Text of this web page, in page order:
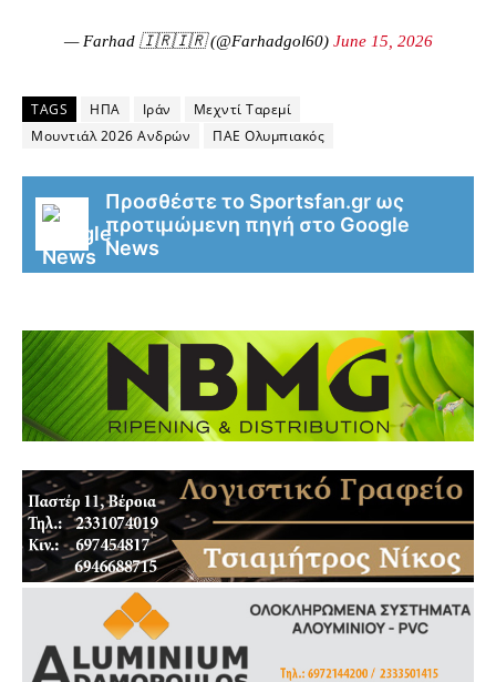
— Farhad 🇮🇷🇮🇷 (@Farhadgol60) June 15, 2026
TAGS ΗΠΑ Ιράν
Μεχντί Ταρεμί
Μουντιάλ 2026 Ανδρών
ΠΑΕ Ολυμπιακός
Προσθέστε το Sportsfan.gr ως
προτιμώμενη πηγή στο Google
News